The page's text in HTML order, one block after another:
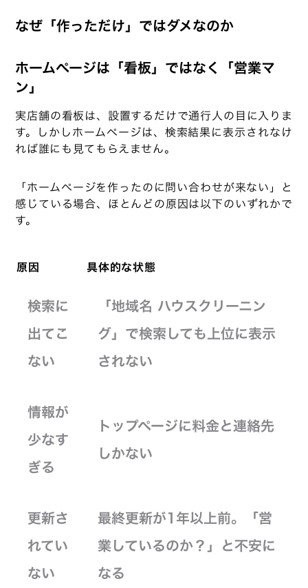
なぜ「作っただけ」ではダメなのか
ホームページは「看板」ではなく「営業マ
ン」
実店舗の看板は、設置するだけで通行人の目に入りま
す。しかしホームページは、検索結果に表示されなけ
れば誰にも見てもらえません。
「ホームページを作ったのに問い合わせが来ない」と
感じている場合、ほとんどの原因は以下のいずれかで
す。
原因 具体的な状態
検索に
出てこ
ない
「地域名 ハウスクリーニン
グ」で検索しても上位に表示
されない
情報が
少なす
ぎる
トップページに料金と連絡先
しかない
更新さ
れてい
ない
最終更新が1年以上前。「営
業しているのか？」と不安に
なる